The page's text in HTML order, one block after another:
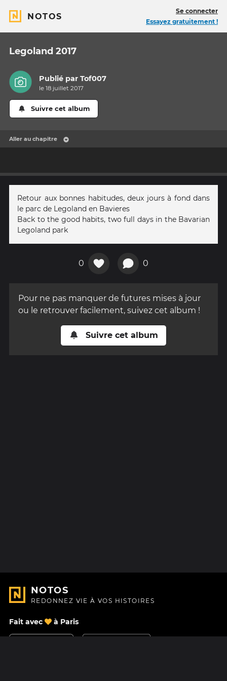
NOTOS
Se connecter
Essayez gratuitement !
Legoland 2017
Publié parTof007
le 18 juillet 2017
Suivre cet album
Aller au chapitre
Retour aux bonnes habitudes, deux jours à fond dans
le parc de Legoland en Bavieres
Back to the good habits, two full days in the Bavarian
Legoland park
0 0
Pour ne pas manquer de futures mises à jour
ou le retrouver facilement, suivez cet album !
Suivre cet album
NOTOS
REDONNEZ VIE À VOS HISTOIRES
Fait avec à Paris